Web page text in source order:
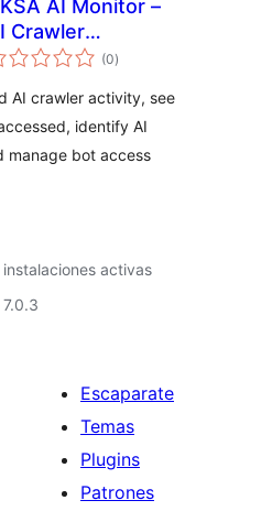
AI Monitor –
Crawler
& Bot
(0total
de
)
AI crawler activity, see
identify AI
manage bot access
activas
Escaparate
Temas
Plugins
Patrones